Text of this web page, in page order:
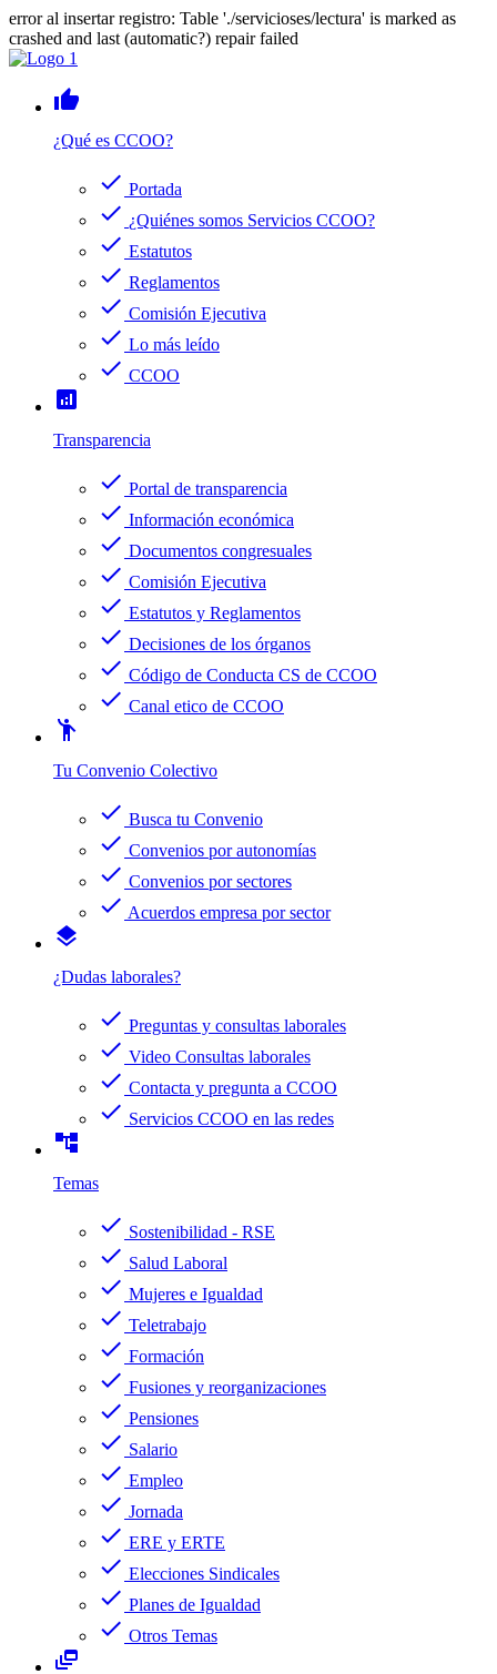
error al insertar registro: Table './servicioses/lectura' is marked as
crashed and last (automatic?) repair failed
thumb_up
¿Qué es CCOO?
check Portada
check ¿Quiénes somos Servicios CCOO?
check Estatutos
check Reglamentos
check Comisión Ejecutiva
check Lo más leído
check CCOO
analytics
Transparencia
check Portal de transparencia
check Información económica
check Documentos congresuales
check Comisión Ejecutiva
check Estatutos y Reglamentos
check Decisiones de los órganos
check Código de Conducta CS de CCOO
check Canal etico de CCOO
emoji_people
Tu Convenio Colectivo
check Busca tu Convenio
check Convenios por autonomías
check Convenios por sectores
check Acuerdos empresa por sector
layers
¿Dudas laborales?
check Preguntas y consultas laborales
check Video Consultas laborales
check Contacta y pregunta a CCOO
check Servicios CCOO en las redes
account_tree
Temas
check Sostenibilidad - RSE
check Salud Laboral
check Mujeres e Igualdad
check Teletrabajo
check Formación
check Fusiones y reorganizaciones
check Pensiones
check Salario
check Empleo
check Jornada
check ERE y ERTE
check Elecciones Sindicales
check Planes de Igualdad
check Otros Temas
dynamic_feed